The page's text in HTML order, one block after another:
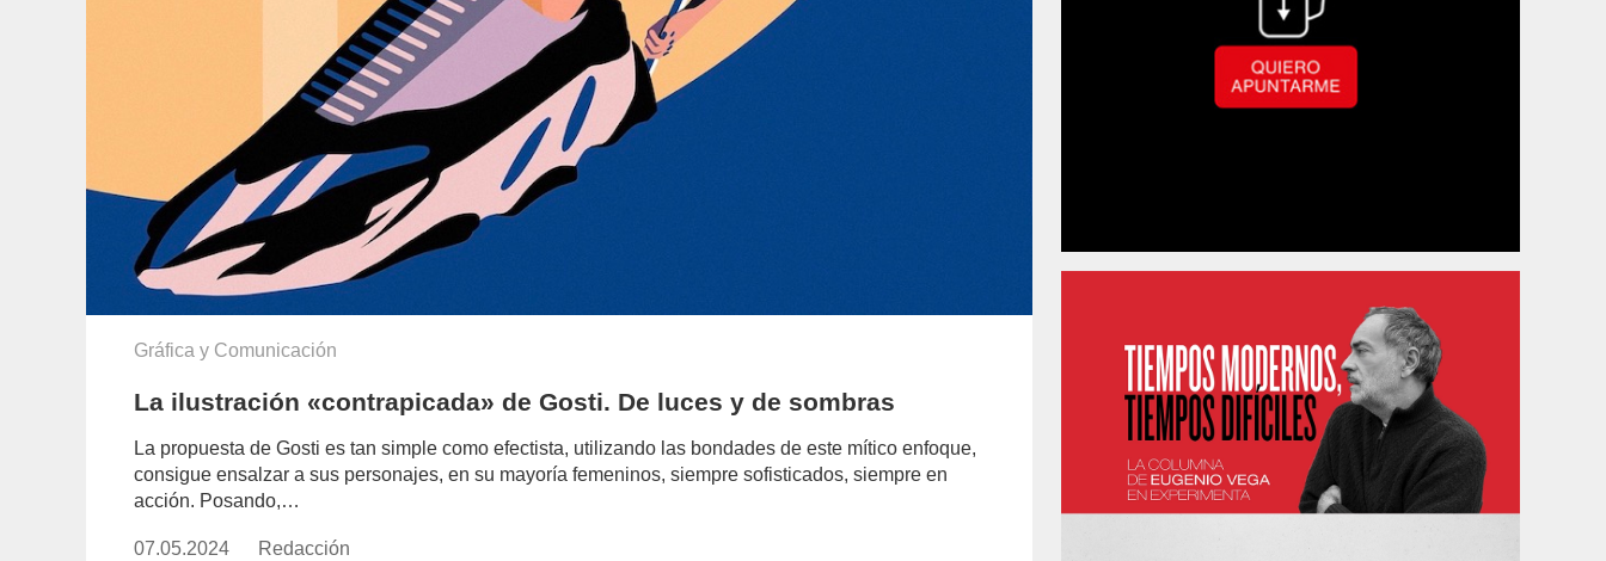
Gráfica y Comunicación
La ilustración «contrapicada» de Gosti. De luces y de sombras
La propuesta de Gosti es tan simple como efectista, utilizando las bondades de este mítico enfoque,
consigue ensalzar a sus personajes, en su mayoría femeninos, siempre sofisticados, siempre en
acción. Posando,…
Publicado
07.05.2024 https://www.experimenta.es/author/redaccion/
Redacción